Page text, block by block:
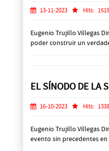
13-11-2023 Hits: 1519
Eugenio Trujillo Villegas
poder construir un
EL SÍNODO DE LA
16-10-2023 Hits: 1338
Eugenio Trujillo Villegas
evento sin precedentes